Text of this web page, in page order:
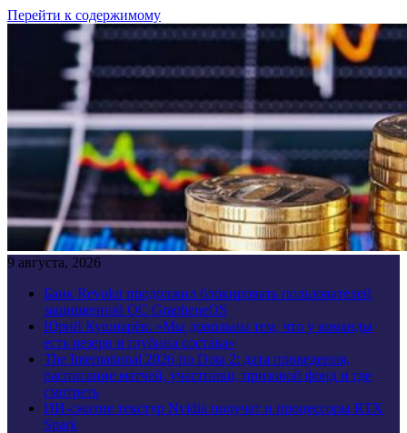
Перейти к содержимому
9 августа, 2026
Банк Revolut продолжил блокировать пользователей
защищенной ОС GrapheneOS
Юрий Кушнарёв: «Мы довольны тем, что у команды
есть резерв и глубина состава»
The International 2026 по Dota 2: дата проведения,
расписание матчей, участники, призовой фонд и где
смотреть
ИИ-сжатие текстур Nvidia получат и процессоры RTX
Spark